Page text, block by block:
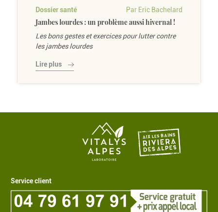
Dossier santé Par Eric Bachelard
Jambes lourdes : un problème aussi hivernal !
Les bons gestes et exercices pour lutter contre
les jambes lourdes
Lire plus
Service client